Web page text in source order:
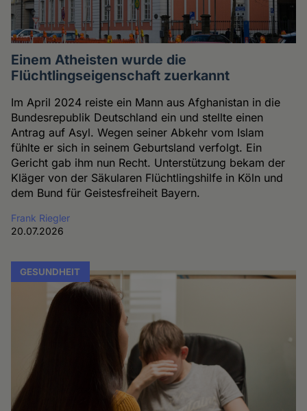
Einem Atheisten wurde die
Flüchtlingseigenschaft zuerkannt
Im April 2024 reiste ein Mann aus Afghanistan in die
Bundesrepublik Deutschland ein und stellte einen
Antrag auf Asyl. Wegen seiner Abkehr vom Islam
fühlte er sich in seinem Geburtsland verfolgt. Ein
Gericht gab ihm nun Recht. Unterstützung bekam der
Kläger von der Säkularen Flüchtlingshilfe in Köln und
dem Bund für Geistesfreiheit Bayern.
Frank Riegler
20.07.2026
GESUNDHEIT